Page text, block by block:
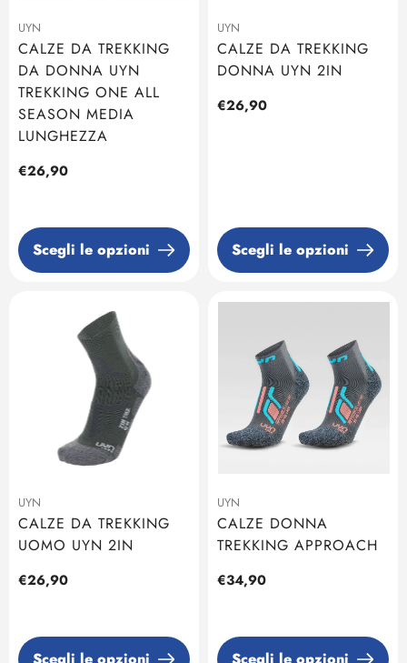
UYN
CALZE DA TREKKING
DA DONNA UYN
TREKKING ONE ALL
SEASON MEDIA
LUNGHEZZA
Prezzo
€26,90
Scegli le opzioni
UYN
CALZE DA TREKKING
DONNA UYN 2IN
Prezzo
€26,90
Scegli le opzioni
UYN
CALZE DA TREKKING
UOMO UYN 2IN
Prezzo
€26,90
UYN
CALZE DONNA
TREKKING APPROACH
Prezzo
€34,90